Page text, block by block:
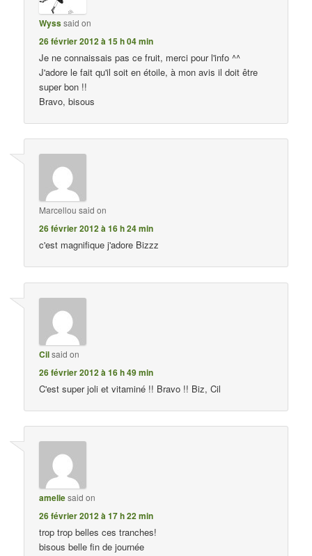
Wysssaid on
26 février 2012 à 15 h 04 min
Je ne connaissais pas ce fruit, merci pour l'info ^^
J'adore le fait qu'il soit en étoile, à mon avis il doit être
super bon !!
Bravo, bisous
Marcellou said on
26 février 2012 à 16 h 24 min
c'est magnifique j'adore Bizzz
Cilsaid on
26 février 2012 à 16 h 49 min
C'est super joli et vitaminé !! Bravo !! Biz, Cil
ameliesaid on
26 février 2012 à 17 h 22 min
trop trop belles ces tranches!
bisous belle fin de journée